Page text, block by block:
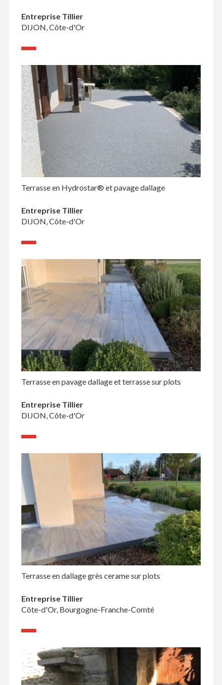
Entreprise Tillier
DIJON, Côte-d'Or
Terrasse en Hydrostar® et pavage dallage
Entreprise Tillier
DIJON, Côte-d'Or
Terrasse en pavage dallage et terrasse sur plots
Entreprise Tillier
DIJON, Côte-d'Or
Terrasse en dallage grès cerame sur plots
Entreprise Tillier
Côte-d'Or, Bourgogne-Franche-Comté